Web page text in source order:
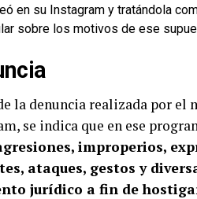
en su Instagram y tratándola
sobre los motivos de ese
la denuncia realizada por el
se indica que en ese
improperios,
ataques, gestos y
jurídico a fin de